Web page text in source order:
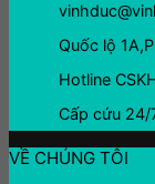
Quốc lộ
Hotline
Cấp cứu 24/
VỀ CHÚNG TÔI